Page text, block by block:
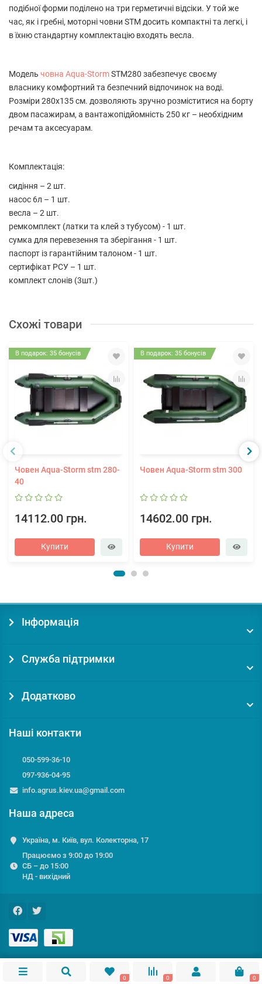
подібної форми поділено на три герметичні відсіки. У той же
час, як і гребні, моторні човни STM досить компактні та легкі, і
в їхню стандартну комплектацію входять весла.
Модель човна Aqua-StormSTM280 забезпечує своєму
власнику комфортний та безпечний відпочинок на воді.
Розміри 280х135 см. дозволяють зручно розміститися на борту
двом пасажирам, а вантажопідйомність 250 кг – необхідним
речам та аксесуарам.
Комплектація:
сидіння – 2 шт.
насос 6л – 1 шт.
весла – 2 шт.
ремкомплект (латки та клей з тубусом) - 1 шт.
сумка для перевезення та зберігання - 1 шт.
паспорт із гарантійним талоном - 1 шт.
сертифікат РСУ – 1 шт.
комплект слонів (3шт.)
Схожі товари
В подарок: 35 бонусів
Човен Aqua-Storm stm 280-
40
14112.00 грн.
Купити
В подарок: 35 бонусів
Човен Aqua-Storm stm 300
14602.00 грн.
Купити
Інформація
Служба підтримки
Додатково
Наші контакти
050-599-36-10
097-936-04-95
info.agrus.kiev.ua@gmail.com
Наша адреса
Україна, м. Київ, вул. Колекторна, 17
Працюємо з 9:00 до 19:00
СБ – до 15:00
НД - вихідний
0 0 0